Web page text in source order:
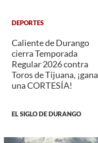
DEPORTES
Caliente de Durango
cierra Temporada
Regular 2026 contra
Toros de Tijuana, ¡gana
una CORTESÍA!
EL SIGLO DE DURANGO